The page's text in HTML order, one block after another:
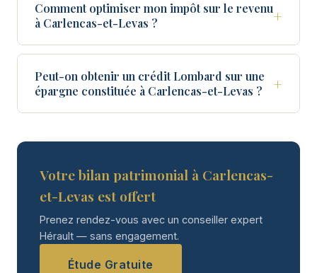
Comment optimiser mon impôt sur le revenu
à Carlencas-et-Levas ?
+
Peut-on obtenir un crédit Lombard sur une
épargne constituée à Carlencas-et-Levas ?
+
Votre bilan patrimonial à Carlencas-
et-Levas est offert
Prenez rendez-vous avec un conseiller expert
Hérault — sans engagement.
Étude Gratuite